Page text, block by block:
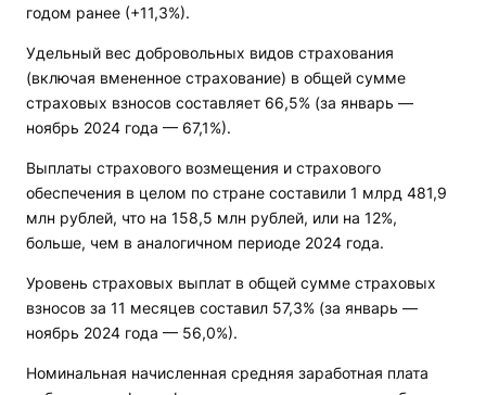
годом ранее (+11,3%).
Удельный вес добровольных видов страхования
(включая вмененное страхование) в общей сумме
страховых взносов составляет 66,5% (за январь —
ноябрь 2024 года — 67,1%).
Выплаты страхового возмещения и страхового
обеспечения в целом по стране составили 1 млрд 481,9
млн рублей, что на 158,5 млн рублей, или на 12%,
больше, чем в аналогичном периоде 2024 года.
Уровень страховых выплат в общей сумме страховых
взносов за 11 месяцев составил 57,3% (за январь —
ноябрь 2024 года — 56,0%).
Номинальная начисленная средняя заработная плата